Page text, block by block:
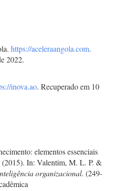
https://aceleraangola.com.
2022.
inova.ao. Recuperado em 10
elementos essenciais
(2015). In: Valentim, M. L. P. &
organizacional. (249-